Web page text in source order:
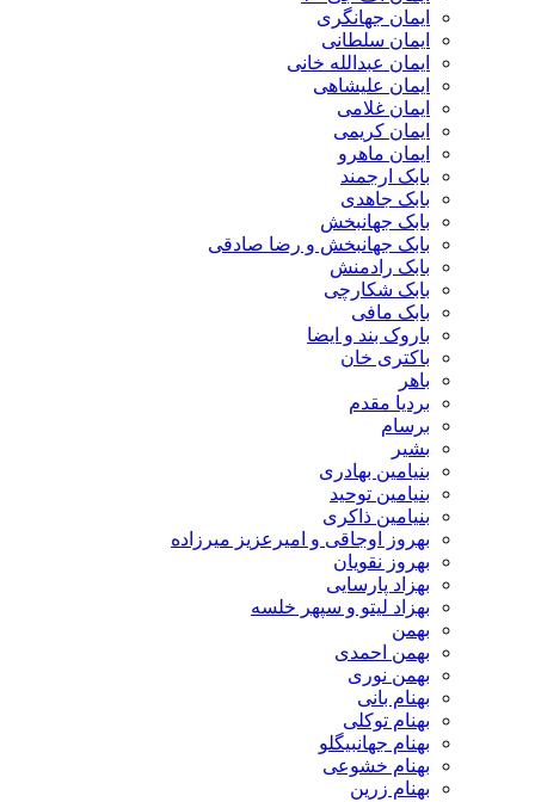
ایمان جهانگری
ایمان سلطانی
ایمان عبدالله خانی
ایمان علیشاهی
ایمان غلامی
ایمان کریمی
ایمان ماهرو
بابک ارجمند
بابک جاهدی
بابک جهانبخش
بابک جهانبخش و رضا صادقی
بابک رادمنش
بابک شکارچی
بابک مافی
باروک بند و ایضا
باکتری خان
باهر
بردیا مقدم
برسام
بشیر
بنیامین بهادری
بنیامین توحید
بنیامین ذاکری
بهروز اوجاقی و امیرعزیز میرزاده
بهروز نقویان
بهزاد پارسایی
بهزاد لیتو و سپهر خلسه
بهمن
بهمن احمدی
بهمن نوری
بهنام بانی
بهنام توکلی
بهنام جهانبیگلو
بهنام خشوعی
بهنام زرین